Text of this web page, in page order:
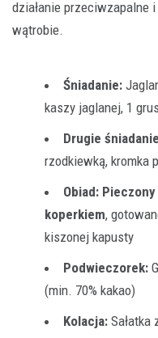
działanie przeciwzapalne
wątrobie.
Śniadanie:
kaszy jaglanej, 1
Drugie
rzodkiewką, kromka
Obiad:
koperkiem,
kiszonej kapusty
Podwieczorek:
(min. 70% kakao)
Kolacja: Sałatka